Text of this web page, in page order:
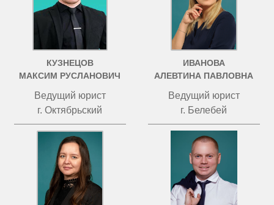
КУЗНЕЦОВ
МАКСИМ РУСЛАНОВИЧ
Ведущий юрист
г. Октябрьский
ИВАНОВА
АЛЕВТИНА ПАВЛОВНА
Ведущий юрист
г. Белебей